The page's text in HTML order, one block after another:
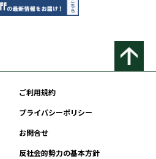
ご利用規約
プライバシーポリシー
お問合せ
反社会的勢力の基本方針